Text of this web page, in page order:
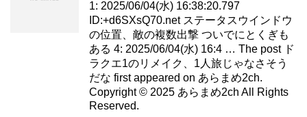
1: 2025/06/04(水) 16:38:20.797
ID:+d6SXsQ70.net ステータスウインドウ
の位置、敵の複数出撃 ついでにとくぎも
ある 4: 2025/06/04(水) 16:4 … The post ド
ラクエ1のリメイク、1人旅じゃなさそう
だな first appeared on あらまめ2ch.
Copyright © 2025 あらまめ2ch All Rights
Reserved.